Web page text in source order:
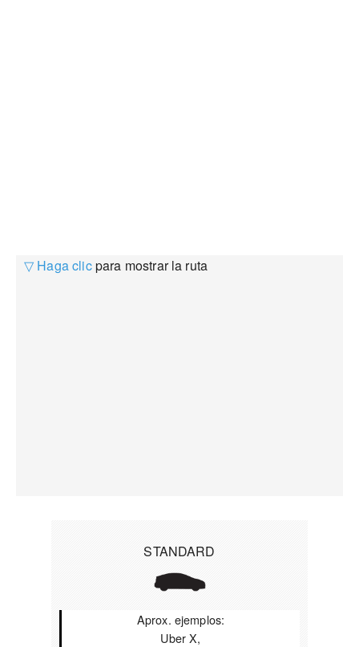
▽ Haga clicpara mostrar la ruta
STANDARD
Aprox. ejemplos:
Uber X,